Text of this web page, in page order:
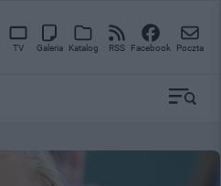
TV Galeria Katalog RSS Facebook Poczta